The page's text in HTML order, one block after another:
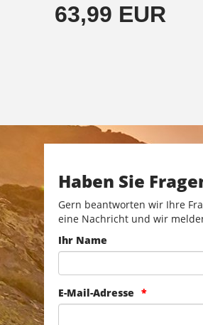
63,99 EUR
Haben Sie
Gern beantworten wir Ihre
eine Nachricht und wir
Ihr Name
E-Mail-Adresse